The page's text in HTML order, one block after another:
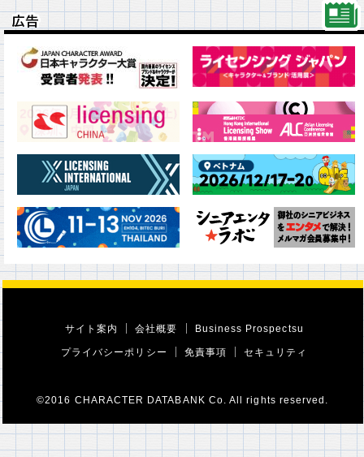
広告
広告
サイト案内 会社概要 Business Prospectsu
プライバシーポリシー 免責事項 セキュリティ
©2016 CHARACTER DATABANK Co. All rights reserved.